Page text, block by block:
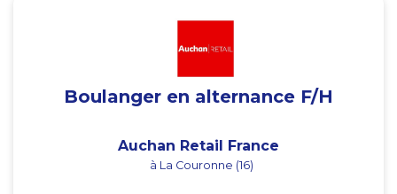
Boulanger en alternance F/H
Auchan Retail France
à La Couronne (16)